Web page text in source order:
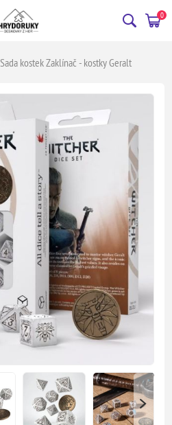
0
Sada kostek Zaklínač - kostky Geralt